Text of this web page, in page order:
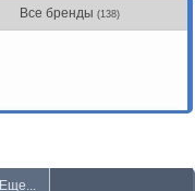
Все бренды (138)
Еще...